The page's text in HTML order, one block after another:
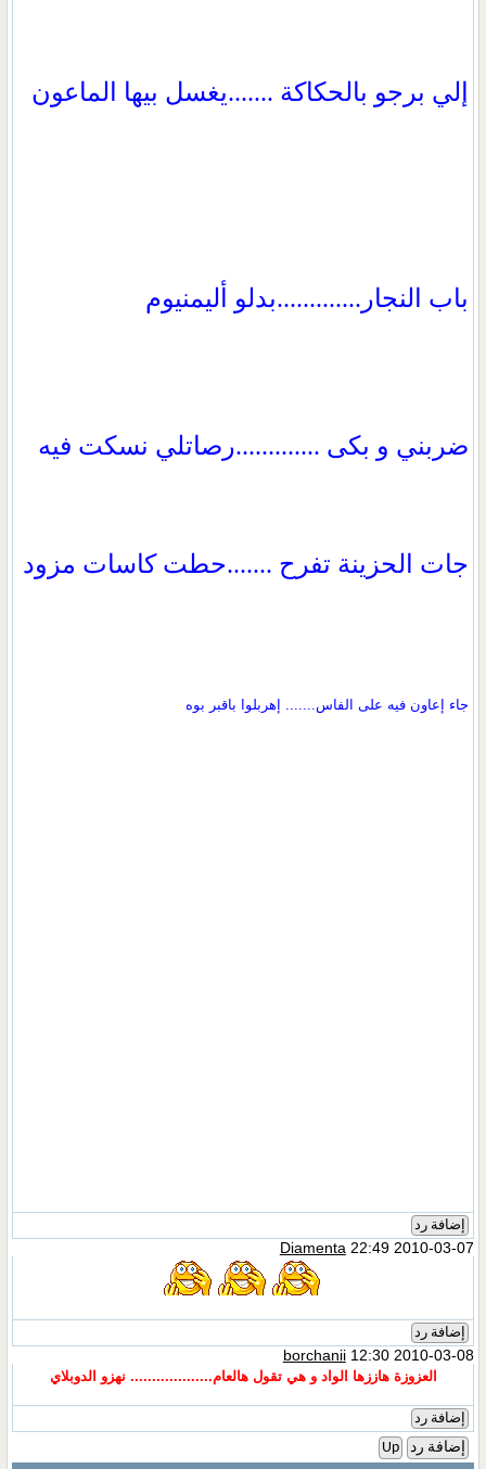
إلي برجو بالحكاكة .......يغسل بيها الماعون
باب النجار.............بدلو أليمنيوم
ضربني و بكى .............رصاتلي نسكت فيه
جات الحزينة تفرح .......حطت كاسات مزود
جاء إعاون فيه على الفاس....... إهربلوا باقبر بوه
إضافة رد
Diamenta 22:49 2010-03-07
إضافة رد
borchanii12:30 2010-03-08
العزوزة هاززها الواد و هي تقول هالعام................... نهزو الدوبلاي
إضافة رد
إضافة رد
Up